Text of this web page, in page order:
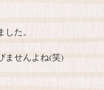
た。
ませんよね(笑)